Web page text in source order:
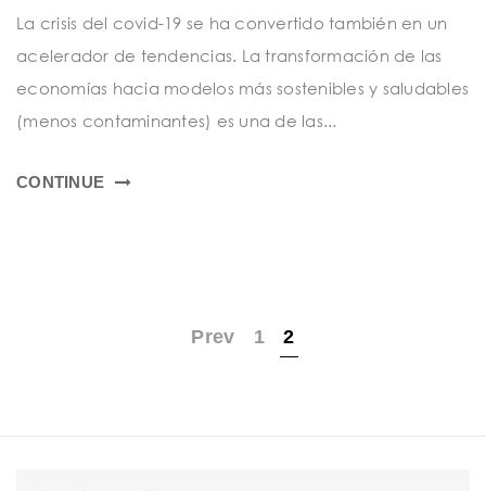
La crisis del covid-19 se ha convertido también en un
acelerador de tendencias. La transformación de las
economías hacia modelos más sostenibles y saludables
(menos contaminantes) es una de las...
CONTINUE
Prev 1 2